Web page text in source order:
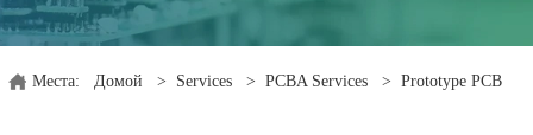
Места: Домой > Services > PCBA Services > Prototype PCB